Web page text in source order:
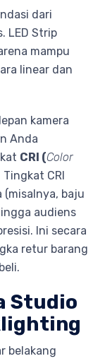
dari
LED Strip
mampu
linear dan
kamera
Anda
CRI (Color
Tingkat CRI
baju
audiens
Ini secara
retur barang
Studio
belakang